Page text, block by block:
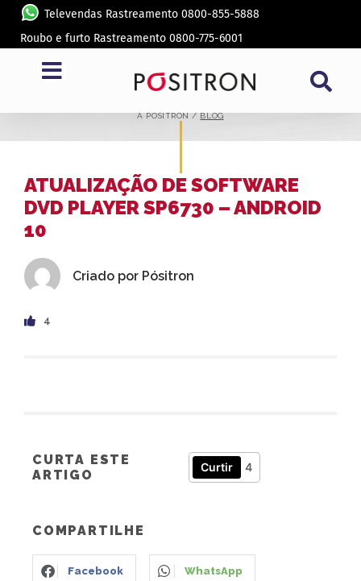
Televendas Rastreamento 0800-855-5888
Roubo e furto Rastreamento 0800-775-6001
BLOG
A PÓSITRON /BLOG
ATUALIZAÇÃO DE SOFTWARE
DVD PLAYER SP6730 – ANDROID
10
Criado por Pósitron
4
CURTA ESTE
ARTIGO
Curtir 4
COMPARTILHE
Facebook WhatsApp